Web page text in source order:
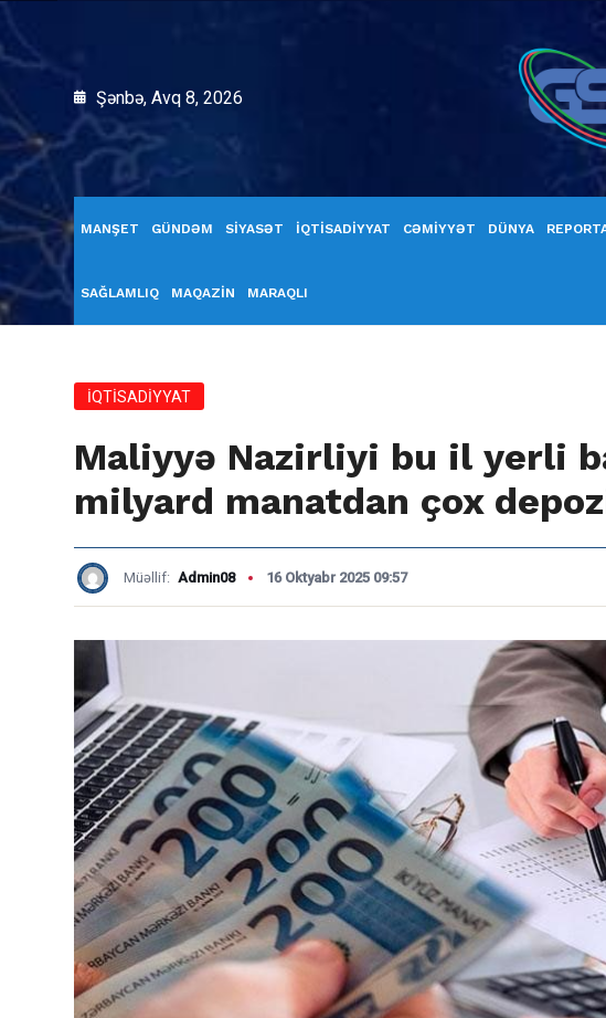
Şənbə, Avq 8, 2026
MANŞET GÜNDƏM SİYASƏT İQTİSADİYYAT CƏMİYYƏT DÜNYA
SAĞLAMLIQ MAQAZİN MARAQLI
İQTİSADİYYAT
Maliyyə Nazirliyi bu il yerli
milyard manatdan çox
Müəllif: Admin08 16 Oktyabr 2025 09:57